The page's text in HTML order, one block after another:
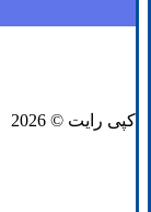
کپی رایت © 2026